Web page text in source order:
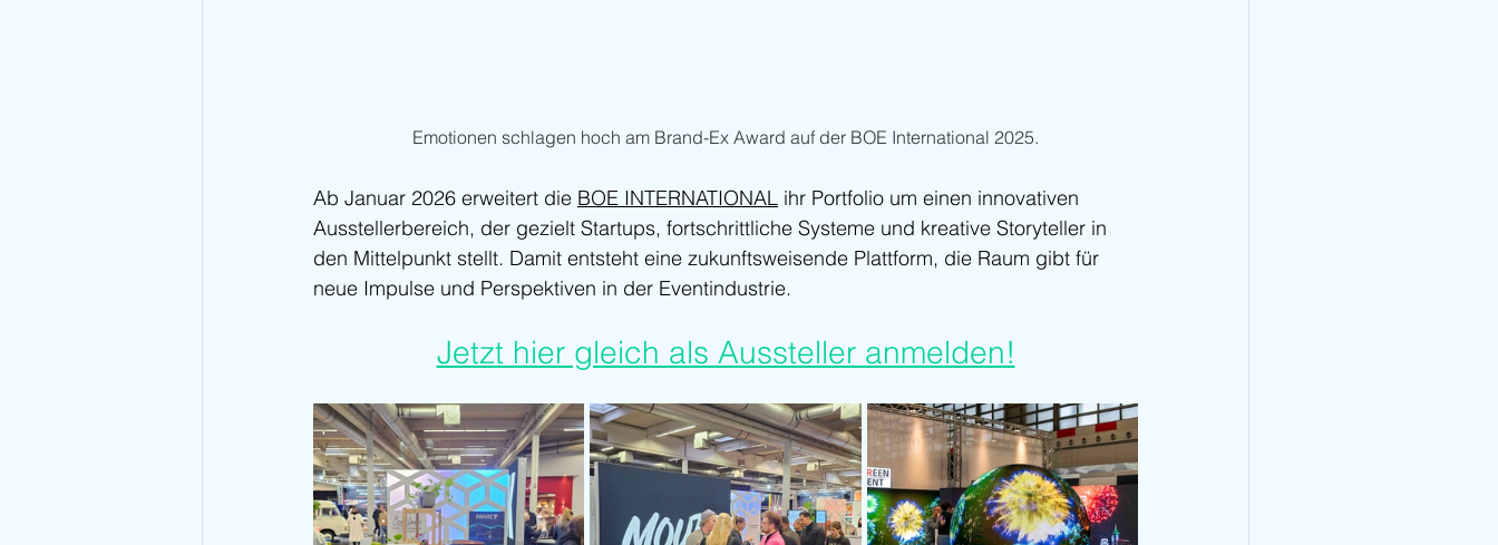
Emotionen schlagen hoch am Brand-Ex Award auf der BOE International 2025.
Ab Januar 2026 erweitert die BOE INTERNATIONAL ihr Portfolio um einen innovativen
Ausstellerbereich, der gezielt Startups, fortschrittliche Systeme und kreative Storyteller in
den Mittelpunkt stellt. Damit entsteht eine zukunftsweisende Plattform, die Raum gibt für
neue Impulse und Perspektiven in der Eventindustrie.
Jetzt hier gleich als Aussteller anmelden!